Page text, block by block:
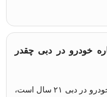
خودرو در دبی چقدر
حداقل سن معمول برای اجاره خودرو در دبی ۲۱ سال است،